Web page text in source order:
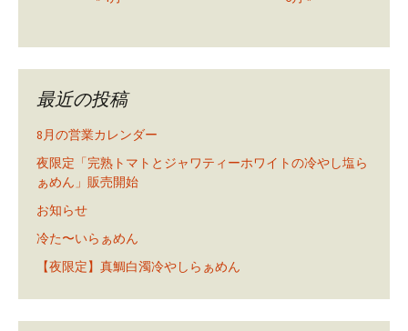
最近の投稿
8月の営業カレンダー
夜限定「完熟トマトとジャワティーホワイトの冷やし塩ら
ぁめん」販売開始
お知らせ
冷た〜いらぁめん
【夜限定】真鯛白濁冷やしらぁめん